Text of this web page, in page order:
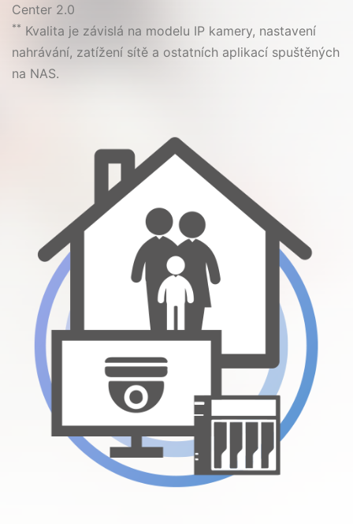
Center 2.0
** Kvalita je závislá na modelu IP kamery, nastavení
nahrávání, zatížení sítě a ostatních aplikací spuštěných
na NAS.